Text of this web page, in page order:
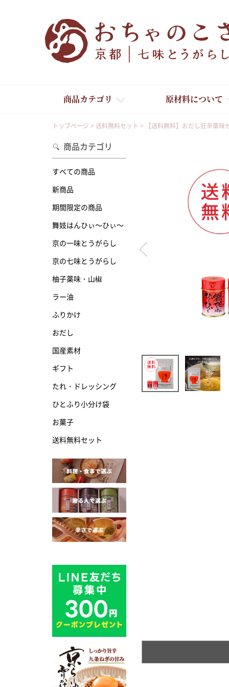
商品カテゴリ
舞妓はんひぃ～ひぃ～
京の一味とうがらし
京の七味とうがらし
原材料について
トップページ 送料無料セット 【送料無料】おだし狂辛薬味
商品カテゴリ
すべての商品
新商品
期間限定の商品
舞妓はんひぃ～ひぃ～
京の一味とうがらし
京の七味とうがらし
柚子薬味・山椒
ラー油
ふりかけ
おだし
国産素材
ギフト
たれ・ドレッシング
ひとふり小分け袋
お菓子
送料無料セット